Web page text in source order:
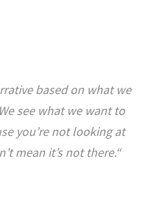
based on what we
see what we want to
you’re not looking at
mean it’s not there.“